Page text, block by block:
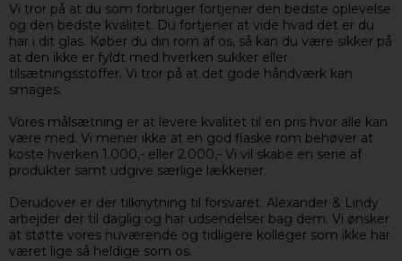
Vi tror på at du som forbruger fortjener den bedste oplevelse
og den bedste kvalitet. Du fortjener at vide hvad det er du
har i dit glas. Køber du din rom af os, så kan du være sikker på
at den ikke er fyldt med hverken sukker eller
tilsætningsstoffer. Vi tror på at det gode håndværk kan
smages.
Vores målsætning er at levere kvalitet til en pris hvor alle kan
være med. Vi mener ikke at en god flaske rom behøver at
koste hverken 1.000,- eller 2.000,- Vi vil skabe en serie af
produkter samt udgive særlige lækkerier.
Derudover er der tilknytning til forsvaret. Alexander & Lindy
arbejder der til daglig og har udsendelser bag dem. Vi ønsker
at støtte vores nuværende og tidligere kolleger som ikke har
været lige så heldige som os.